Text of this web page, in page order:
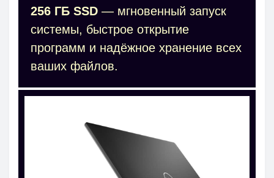
256 ГБ SSD — мгновенный запуск
системы, быстрое открытие
программ и надёжное хранение всех
ваших файлов.